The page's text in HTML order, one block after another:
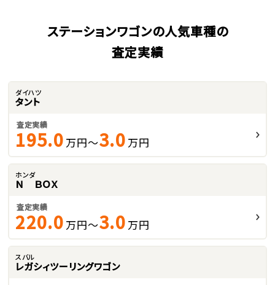
ステーションワゴンの人気車種の
査定実績
ダイハツ
タント
査定実績
195.0 万円～3.0 万円
ホンダ
Ｎ ＢＯＸ
査定実績
220.0 万円～3.0 万円
スバル
レガシィツーリングワゴン